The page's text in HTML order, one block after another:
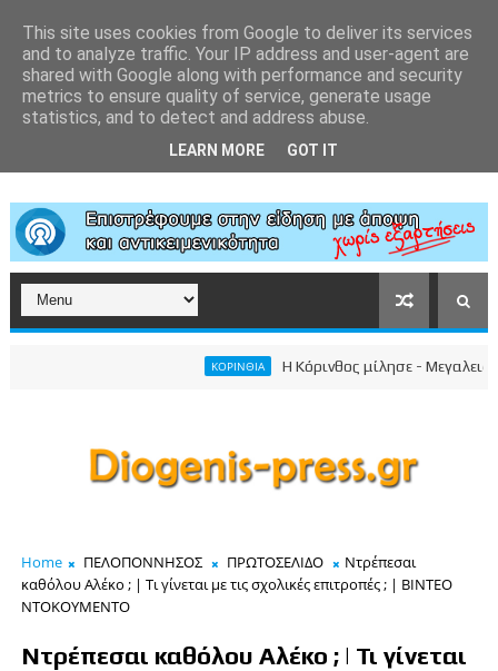
ΚΟΡΙΝΘΙΑ Η Κόρινθος μίλησε - Μεγαλειώδης
Home ΠΕΛΟΠΟΝΝΗΣΟΣ ΠΡΩΤΟΣΕΛΙΔΟ
Ντρέπεσαι
καθόλου Αλέκο ; | Τι γίνεται με τις σχολικές επιτροπές ; | ΒΙΝΤΕΟ
ΝΤΟΚΟΥΜΕΝΤΟ
Ντρέπεσαι καθόλου Αλέκο ; | Τι γίνεται
This site uses cookies from Google to deliver its services
and to analyze traffic. Your IP address and user-agent are
shared with Google along with performance and security
metrics to ensure quality of service, generate usage
statistics, and to detect and address abuse.
LEARN MORE GOT IT